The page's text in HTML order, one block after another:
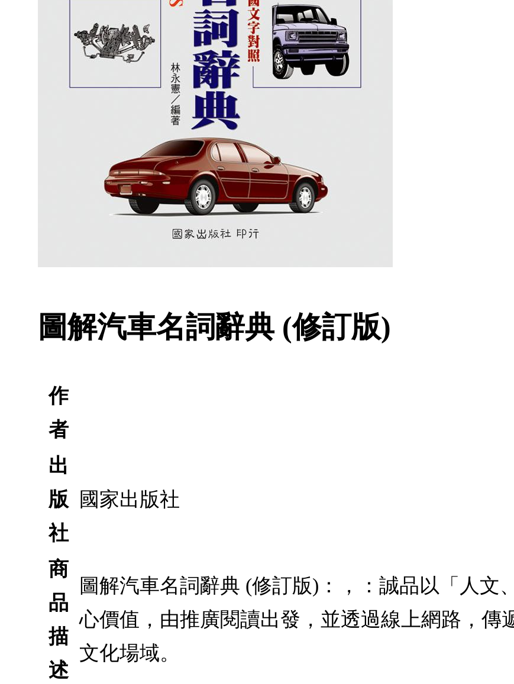
圖解汽車名詞辭典 (修訂版)
作
者
出
版
社
國家出版社
商
品
描
述
圖解汽車名詞辭典 (修訂版)：，：誠品以「人文
心價值，由推廣閱讀出發，並透過線上網路，傳
文化場域。